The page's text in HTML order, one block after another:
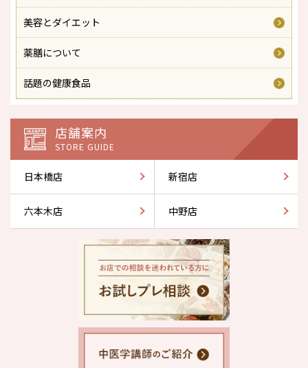
美容とダイエット
薬膳について
話題の健康食品
店舗案内
STORE GUIDE
日本橋店 新宿店
六本木店 中野店